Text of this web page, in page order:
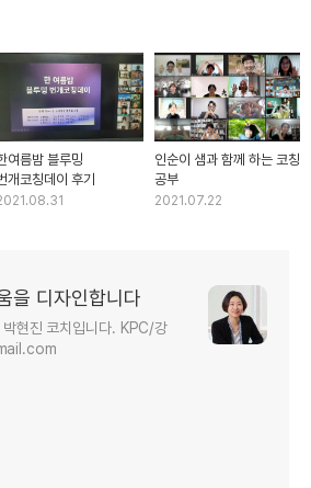
여름밤 블루밍
개코칭데이 후기
인순이 샘과 함께 하는 코칭
공부
2021.07.22
을 디자인합니다
현진 코치입니다. KPC/강